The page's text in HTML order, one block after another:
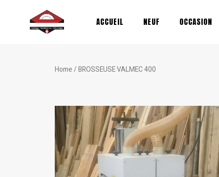
ACCUEIL NEUF OCCASION
Home / BROSSEUSE VALMEC 400